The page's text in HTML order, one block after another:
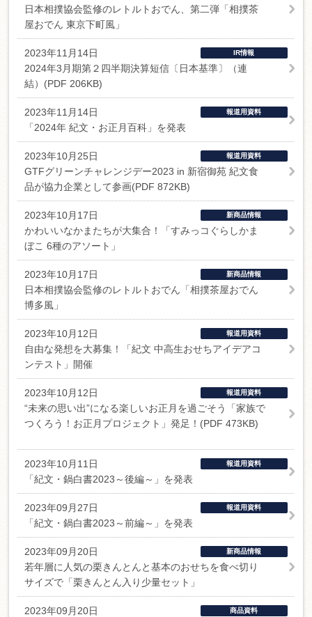
日本相撲協会監修のレトルトおでん、第二弾「相撲茶
屋おでん 東京下町風」
2023年11月14日 IR情報
2024年3月期第２四半期決算短信〔日本基準〕（連
結）(PDF 206KB)
2023年11月14日 報道用資料
「2024年 紀文・お正月百科」を発表
2023年10月25日 報道用資料
GTFグリーンチャレンジデー2023 in 新宿御苑 紀文食
品が協力企業として参画(PDF 872KB)
2023年10月17日 新商品情報
かわいいなかまたちが大集合！「すみっコぐらしかま
ぼこ 6種のアソート」
2023年10月17日 新商品情報
日本相撲協会監修のレトルトおでん「相撲茶屋おでん
博多風」
2023年10月12日 報道用資料
自由な発想を大募集！「紀文 中高生おせちアイデアコ
ンテスト」開催
2023年10月12日 報道用資料
“未来の思い出”になる楽しいお正月を過ごそう「家族で
つくろう！お正月プロジェクト」発足！(PDF 473KB)
2023年10月11日 報道用資料
「紀文・鍋白書2023～後編～」を発表
2023年09月27日 報道用資料
「紀文・鍋白書2023～前編～」を発表
2023年09月20日 新商品情報
若年層に人気の栗きんとんと基本のおせちを食べ切り
サイズで「栗きんとん入り少量セット」
2023年09月20日 商品資料